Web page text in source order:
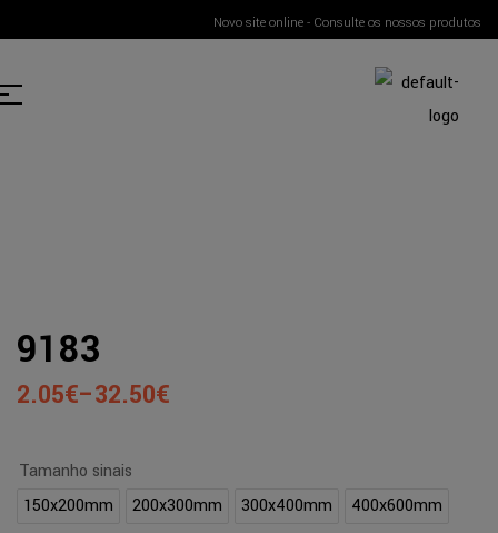
Novo site online - Consulte os nossos produtos
9183
2.05€–32.50€
Tamanho sinais
150x200mm
200x300mm 300x400mm 400x600mm